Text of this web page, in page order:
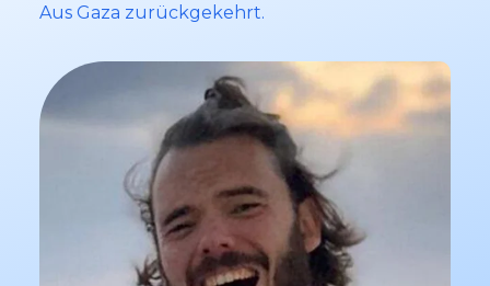
Aus Gaza zurückgekehrt.